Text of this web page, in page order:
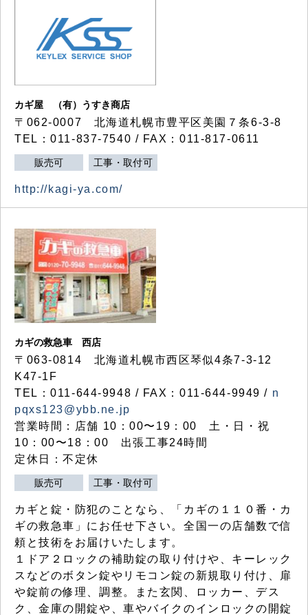
カギ屋 （有）うすき商店
〒062-0007 北海道札幌市豊平区美園７条6-3-8
TEL：011-837-7540 / FAX：011-817-0611
販売可 工事・取付可
http://kagi-ya.com/
カギの救急車 西店
〒063-0814 北海道札幌市西区琴似4条7-3-12
K47-1F
TEL：011-644-9948 / FAX：011-644-9949 / n
pqxs123@ybb.ne.jp
営業時間：店舗 10：00〜19：00 土・日・祝
10：00〜18：00 出張工事24時間
定休日：不定休
販売可 工事・取付可
カギと錠・防犯のことなら、「カギの１１０番・カ
ギの救急車」にお任せ下さい。全国一の店舗数で信
頼と技術をお届けいたします。
１ドア２ロックの補助錠の取り付けや、キーレック
スなどのボタン錠やリモコン錠の新規取り付け、扉
や錠前の修理、調整。また玄関、ロッカー、デス
ク、金庫の開錠や、車やバイクのインロックの開錠